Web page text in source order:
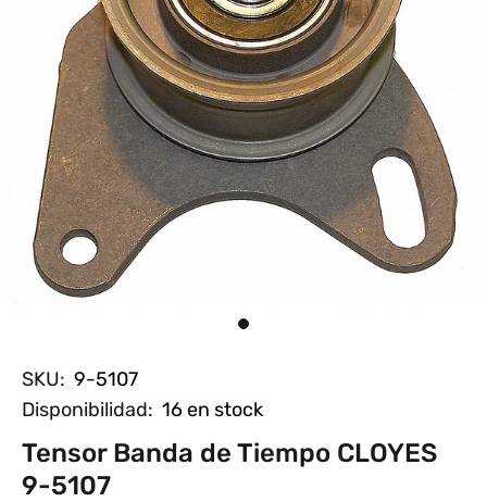
SKU: 9-5107
Disponibilidad: 16en stock
Tensor Banda de Tiempo CLOYES
9-5107